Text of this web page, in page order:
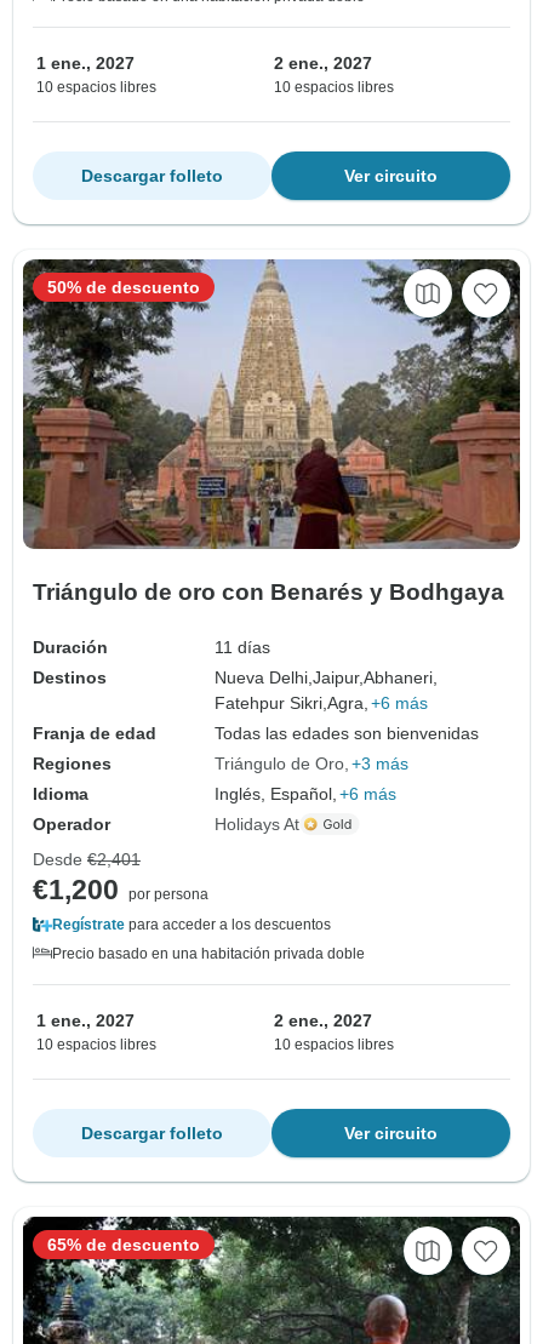
1 ene., 2027
10 espacios libres
2 ene., 2027
10 espacios libres
Ver circuito
Descargar folleto
Triángulo de oro con Benarés y Bodhgaya
Duración
11 días
Destinos
Nueva Delhi,Jaipur,Abhaneri,
Fatehpur Sikri,Agra, +6 más
Franja de edad
Todas las edades son bienvenidas
Regiones
Triángulo de Oro +3 más
Idioma
Inglés, Español, +6 más
Operador
Holidays At
50% de descuento
Desde €2,401
€1,200
por persona
Regístrate para acceder a los descuentos
Precio basado en una habitación privada doble
1 ene., 2027
10 espacios libres
2 ene., 2027
10 espacios libres
Ver circuito
Descargar folleto
65% de descuento